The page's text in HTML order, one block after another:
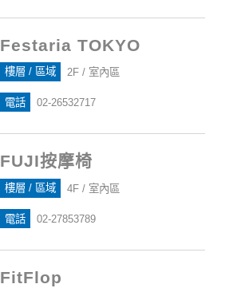
Festaria TOKYO
樓層 / 區域 2F / 室內區
電話 02-26532717
FUJI按摩椅
樓層 / 區域 4F / 室內區
電話 02-27853789
FitFlop